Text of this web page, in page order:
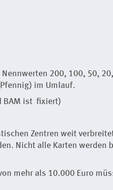
200, 100, 50,
im Umlauf.
BAM ist fixiert)
Zentren weit
Nicht alle Karten werden
mehr als 10.000 Euro